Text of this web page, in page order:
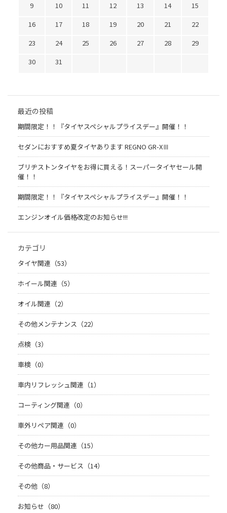
9
10 11 12 13 14
15
16
17 18 19 20 21
22
23
24 25 26 27 28
29
30
31
最近の投稿
期間限定！！『タイヤスペシャルプライスデー』開催！！
セダンにおすすめ夏タイヤあります REGNO GR-XⅢ
ブリヂストンタイヤをお得に買える！スーパータイヤセール開
催！！
期間限定！！『タイヤスペシャルプライスデー』開催！！
エンジンオイル価格改定のお知らせ!!!
カテゴリ
タイヤ関連（53）
ホイール関連（5）
オイル関連（2）
その他メンテナンス（22）
点検（3）
車検（0）
車内リフレッシュ関連（1）
コーティング関連（0）
車外リペア関連（0）
その他カー用品関連（15）
その他商品・サービス（14）
その他（8）
お知らせ（80）